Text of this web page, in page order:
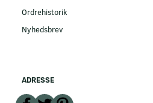
Ordrehistorik
Nyhedsbrev
ADRESSE